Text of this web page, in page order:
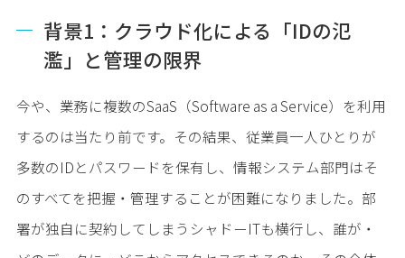
背景1：クラウド化による「IDの氾
濫」と管理の限界
今や、業務に複数のSaaS（Software as a Service）を利用
するのは当たり前です。その結果、従業員一人ひとりが
多数のIDとパスワードを保有し、情報システム部門はそ
のすべてを把握・管理することが困難になりました。部
署が独自に契約してしまうシャドーITも横行し、誰が・